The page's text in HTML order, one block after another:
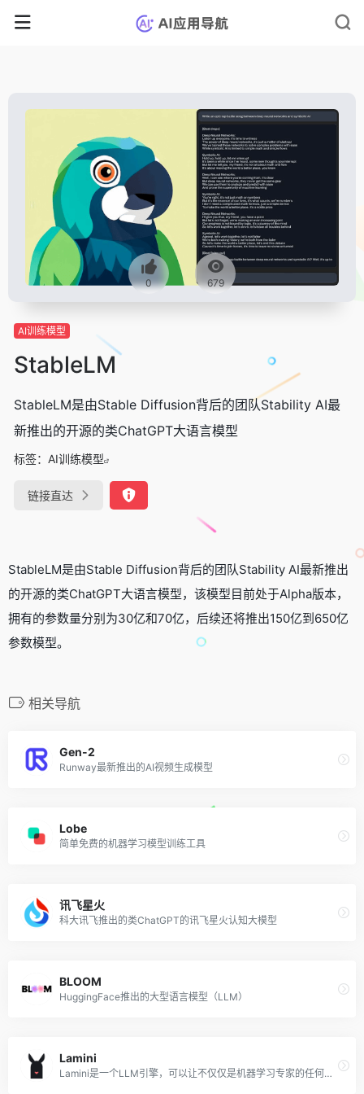
0 679
AI训练模型
StableLM
StableLM是由Stable Diffusion背后的团队Stability AI最
新推出的开源的类ChatGPT大语言模型
标签： AI训练模型
链接直达
StableLM是由Stable Diffusion背后的团队Stability AI最新推出
的开源的类ChatGPT大语言模型，该模型目前处于Alpha版本，
拥有的参数量分别为30亿和70亿，后续还将推出150亿到650亿
参数模型。
相关导航
Gen-2
Runway最新推出的AI视频生成模型
Lobe
简单免费的机器学习模型训练工具
讯飞星火
科大讯飞推出的类ChatGPT的讯飞星火认知大模型
BLOOM
HuggingFace推出的大型语言模型（LLM）
Lamini
Lamini是一个LLM引擎，可以让不仅仅是机器学习专家的任何开发人员，都能在大型数据集中，把高性能的LLM训练得像ChatGPT一样好。